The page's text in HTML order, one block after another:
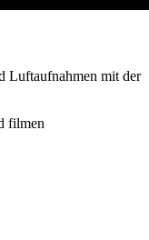
Luftaufnahmen mit der
filmen